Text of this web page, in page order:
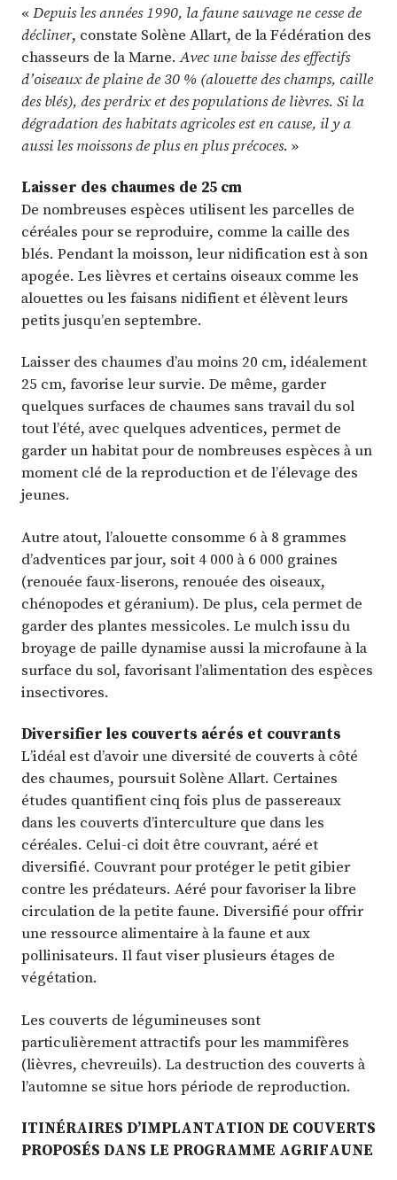
«Depuis les années 1990, la faune sauvage ne cesse de
décliner, constate Solène Allart, de la Fédération des
chasseurs de la Marne.Avec une baisse des effectifs
d’oiseaux de plaine de 30 % (alouette des champs, caille
des blés), des perdrix et des populations de lièvres. Si la
dégradation des habitats agricoles est en cause, il y a
aussi les moissons de plus en plus précoces. »
Laisser des chaumes de 25 cm
De nombreuses espèces utilisent les parcelles de
céréales pour se reproduire, comme la caille des
blés. Pendant la moisson, leur nidification est à son
apogée. Les lièvres et certains oiseaux comme les
alouettes ou les faisans nidifient et élèvent leurs
petits jusqu’en septembre.
Laisser des chaumes d’au moins 20 cm, idéalement
25 cm, favorise leur survie. De même, garder
quelques surfaces de chaumes sans travail du sol
tout l’été, avec quelques adventices, permet de
garder un habitat pour de nombreuses espèces à un
moment clé de la reproduction et de l’élevage des
jeunes.
Autre atout, l’alouette consomme 6 à 8 grammes
d’adventices par jour, soit 4 000 à 6 000 graines
(renouée faux-liserons, renouée des oiseaux,
chénopodes et géranium). De plus, cela permet de
garder des plantes messicoles. Le mulch issu du
broyage de paille dynamise aussi la microfaune à la
surface du sol, favorisant l’alimentation des espèces
insectivores.
Diversifier les couverts aérés et couvrants
L’idéal est d’avoir une diversité de couverts à côté
des chaumes, poursuit Solène Allart. Certaines
études quantifient cinq fois plus de passereaux
dans les couverts d’interculture que dans les
céréales. Celui-ci doit être couvrant, aéré et
diversifié. Couvrant pour protéger le petit gibier
contre les prédateurs. Aéré pour favoriser la libre
circulation de la petite faune. Diversifié pour offrir
une ressource alimentaire à la faune et aux
pollinisateurs. Il faut viser plusieurs étages de
végétation.
Les couverts de légumineuses sont
particulièrement attractifs pour les mammifères
(lièvres, chevreuils). La destruction des couverts à
l’automne se situe hors période de reproduction.
ITINÉRAIRES D’IMPLANTATION DE COUVERTS
PROPOSÉS DANS LE PROGRAMME AGRIFAUNE